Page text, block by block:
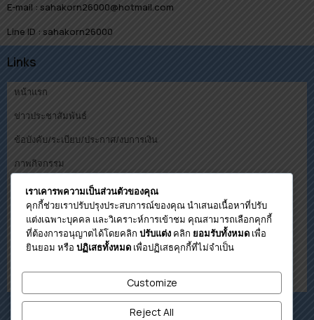
E-mail : sahakorn26000@hotmail.com
Line ID : sahakorn26000
Links
หน้าแรก
ข่าวประชาสัมพันธ์
ข้อบังคับ/ระเบียบ/ประกาศ/งบการเงิน
ภาพกิจกรรม
คณะกรรมการ
ดาวน์โหลด
โปรแกรมคำนวนวงเงินกู้เบื้องต้น
เราเคารพความเป็นส่วนตัวของคุณ
คุกกี้ช่วยเราปรับปรุงประสบการณ์ของคุณ นำเสนอเนื้อหาที่ปรับ
แต่งเฉพาะบุคคล และวิเคราะห์การเข้าชม คุณสามารถเลือกคุกกี้
ที่ต้องการอนุญาตได้โดยคลิก ปรับแต่ง คลิก ยอมรับทั้งหมด เพื่อ
ยินยอม หรือ ปฏิเสธทั้งหมด เพื่อปฏิเสธคุกกี้ที่ไม่จำเป็น
Customize
Reject All